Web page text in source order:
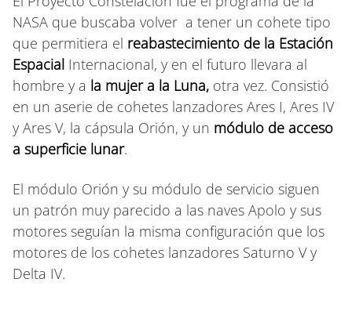
NASA que buscaba volver a tener un cohete tipo
que permitiera el reabastecimiento de la Estación
Espacial Internacional, y en el futuro llevara al
hombre y a la mujer a la Luna, otra vez. Consistió
en un aserie de cohetes lanzadores Ares I, Ares IV
y Ares V, la cápsula Orión, y un módulo de acceso
a superficie lunar.
El módulo Orión y su módulo de servicio siguen
un patrón muy parecido a las naves Apolo y sus
motores seguían la misma configuración que los
motores de los cohetes lanzadores Saturno V y
Delta IV.